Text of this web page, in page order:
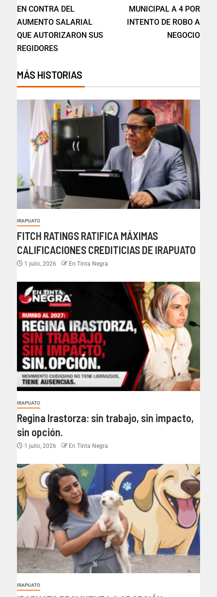
EN CONTRA DEL
AUMENTO SALARIAL
QUE AUTORIZARON SUS
REGIDORES
MUNICIPAL A 4 POR
INTENTO DE ROBO A
NEGOCIO
MÁS HISTORIAS
IRAPUATO
FITCH RATINGS RATIFICA MÁXIMAS
CALIFICACIONES CREDITICIAS DE IRAPUATO
1 julio, 2026 En Tinta Negra
IRAPUATO
Regina Irastorza: sin trabajo, sin impacto,
sin opción.
1 julio, 2026 En Tinta Negra
IRAPUATO